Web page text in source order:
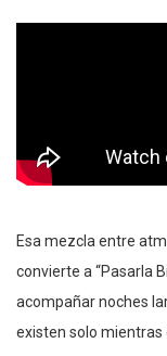
Esa mezcla entre
convierte a “Pasarla
acompañar noches
existen solo mientras